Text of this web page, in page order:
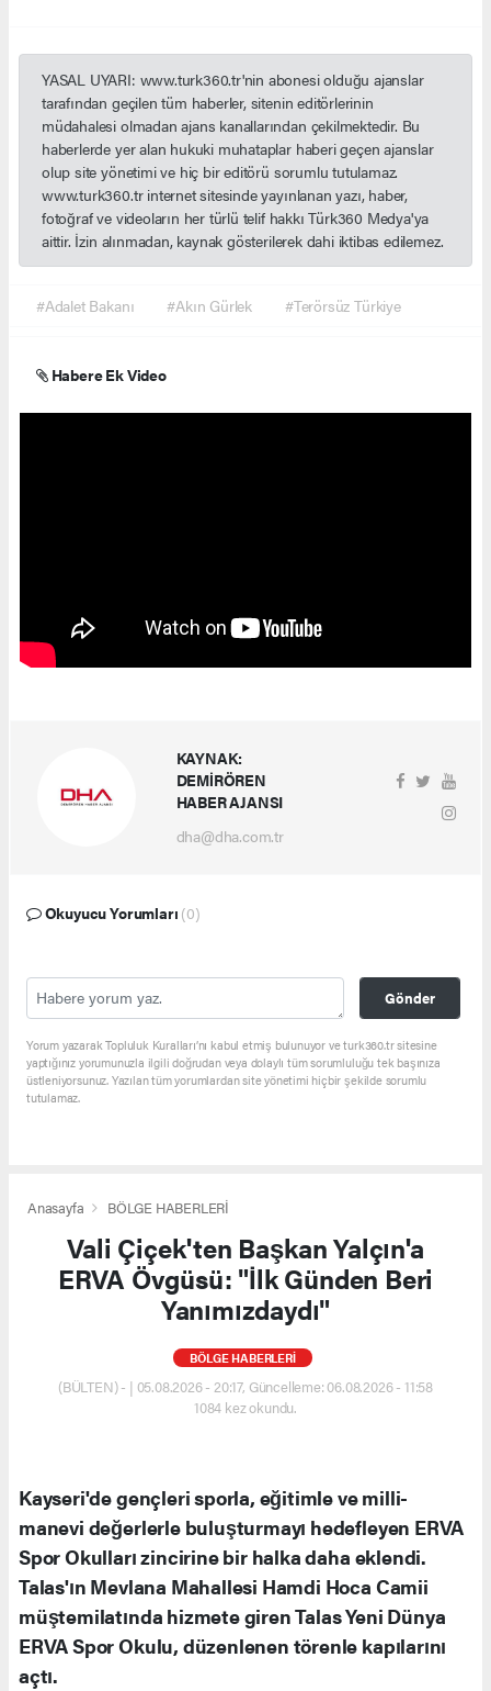
YASAL UYARI: www.turk360.tr'nin abonesi olduğu ajanslar
tarafından geçilen tüm haberler, sitenin editörlerinin
müdahalesi olmadan ajans kanallarından çekilmektedir. Bu
haberlerde yer alan hukuki muhataplar haberi geçen ajanslar
olup site yönetimi ve hiç bir editörü sorumlu tutulamaz.
www.turk360.tr internet sitesinde yayınlanan yazı, haber,
fotoğraf ve videoların her türlü telif hakkı Türk360 Medya'ya
aittir. İzin alınmadan, kaynak gösterilerek dahi iktibas edilemez.
#Adalet Bakanı #Akın Gürlek #Terörsüz Türkiye
Habere Ek Video
KAYNAK:
DEMİRÖREN
HABER AJANSI
dha@dha.com.tr
Okuyucu Yorumları (0)
Gönder
Yorum yazarak Topluluk Kuralları’nı kabul etmiş bulunuyor ve turk360.tr sitesine
yaptığınız yorumunuzla ilgili doğrudan veya dolaylı tüm sorumluluğu tek başınıza
üstleniyorsunuz. Yazılan tüm yorumlardan site yönetimi hiçbir şekilde sorumlu
tutulamaz.
Anasayfa BÖLGE HABERLERİ
Vali Çiçek'ten Başkan Yalçın'a
ERVA Övgüsü: "İlk Günden Beri
Yanımızdaydı"
BÖLGE HABERLERİ
(BÜLTEN) - | 05.08.2026 - 20:17, Güncelleme: 06.08.2026 - 11:58
1084 kez okundu.
Kayseri'de gençleri sporla, eğitimle ve milli-
manevi değerlerle buluşturmayı hedefleyen ERVA
Spor Okulları zincirine bir halka daha eklendi.
Talas'ın Mevlana Mahallesi Hamdi Hoca Camii
müştemilatında hizmete giren Talas Yeni Dünya
ERVA Spor Okulu, düzenlenen törenle kapılarını
açtı.